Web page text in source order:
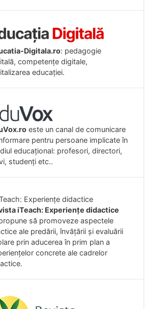
Digitala.ro: pedagogie
competențe digitale,
educației.
este un canal de comunicare
pentru persoane implicate în
educațional: profesori, directori,
studenți etc..
iTeach: Experienţe didactice
să promoveze aspectele
ale predării, învăţării şi evaluării
prin aducerea în prim plan a
concrete ale cadrelor